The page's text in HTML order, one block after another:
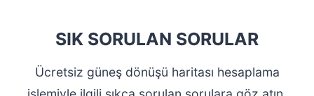
SIK SORULAN SORULAR
Ücretsiz güneş dönüşü haritası hesaplama